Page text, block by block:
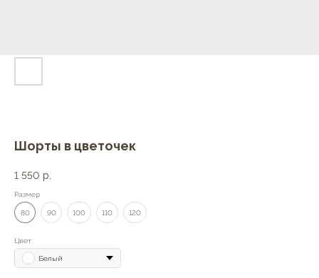
Шорты в цветочек
1 550 р.
Размер
80 90 100 110 120
Цвет
Белый